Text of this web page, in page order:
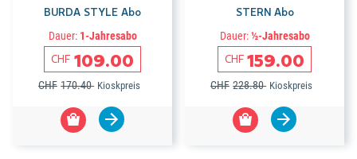
BURDA STYLE Abo
Dauer:1-Jahresabo
CHF 109.00
CHF 170.40 Kioskpreis
STERN Abo
Dauer:½-Jahresabo
CHF 159.00
CHF 228.80 Kioskpreis